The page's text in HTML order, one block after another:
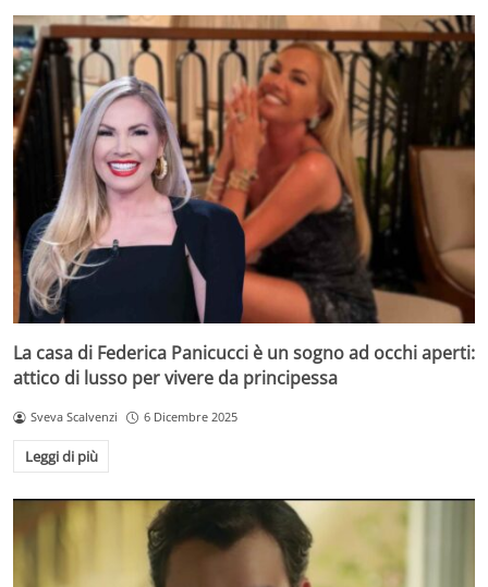
La casa di Federica Panicucci è un sogno ad occhi aperti:
attico di lusso per vivere da principessa
Sveva Scalvenzi 6 Dicembre 2025
Leggi di più